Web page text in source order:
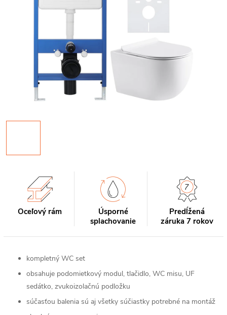
Oceľový rám
Úsporné
splachovanie
Predĺžená
záruka 7 rokov
kompletný WC set
obsahuje podomietkový modul, tlačidlo, WC misu, UF
sedátko, zvukoizolačnú podložku
súčasťou balenia sú aj všetky súčiastky potrebné na montáž